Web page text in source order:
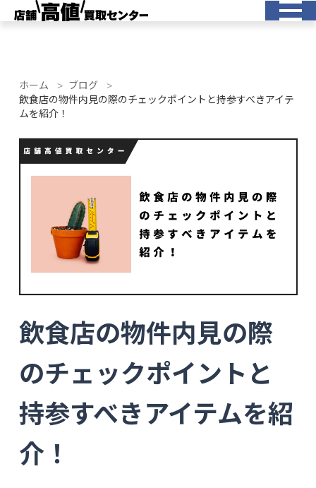
ホーム
ブログ
飲食店の物件内見の際のチェックポイントと持参すべきアイテ
ムを紹介！
飲食店の物件内見の際
のチェックポイントと
持参すべきアイテムを紹
介！